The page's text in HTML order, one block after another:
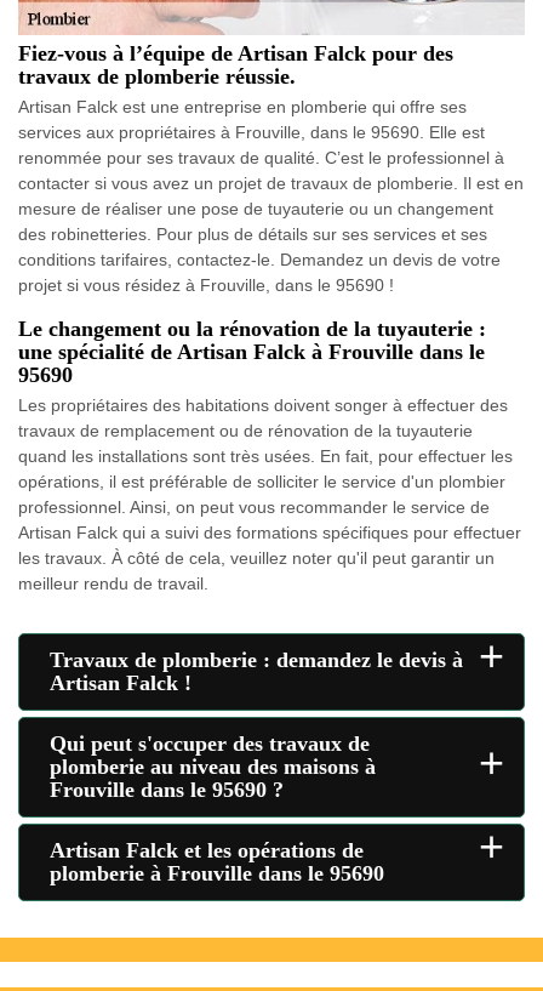
Fiez-vous à l’équipe de Artisan Falck pour des
travaux de plomberie réussie.
Artisan Falck est une entreprise en plomberie qui offre ses
services aux propriétaires à Frouville, dans le 95690. Elle est
renommée pour ses travaux de qualité. C’est le professionnel à
contacter si vous avez un projet de travaux de plomberie. Il est en
mesure de réaliser une pose de tuyauterie ou un changement
des robinetteries. Pour plus de détails sur ses services et ses
conditions tarifaires, contactez-le. Demandez un devis de votre
projet si vous résidez à Frouville, dans le 95690 !
Le changement ou la rénovation de la tuyauterie :
une spécialité de Artisan Falck à Frouville dans le
95690
Les propriétaires des habitations doivent songer à effectuer des
travaux de remplacement ou de rénovation de la tuyauterie
quand les installations sont très usées. En fait, pour effectuer les
opérations, il est préférable de solliciter le service d'un plombier
professionnel. Ainsi, on peut vous recommander le service de
Artisan Falck qui a suivi des formations spécifiques pour effectuer
les travaux. À côté de cela, veuillez noter qu'il peut garantir un
meilleur rendu de travail.
Travaux de plomberie : demandez le devis à
Artisan Falck !
+
Qui peut s'occuper des travaux de
plomberie au niveau des maisons à
Frouville dans le 95690 ?
+
Artisan Falck et les opérations de
plomberie à Frouville dans le 95690
+